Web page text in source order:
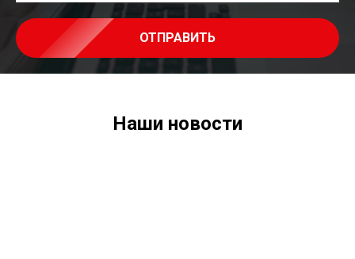
ОТПРАВИТЬ
Наши новости